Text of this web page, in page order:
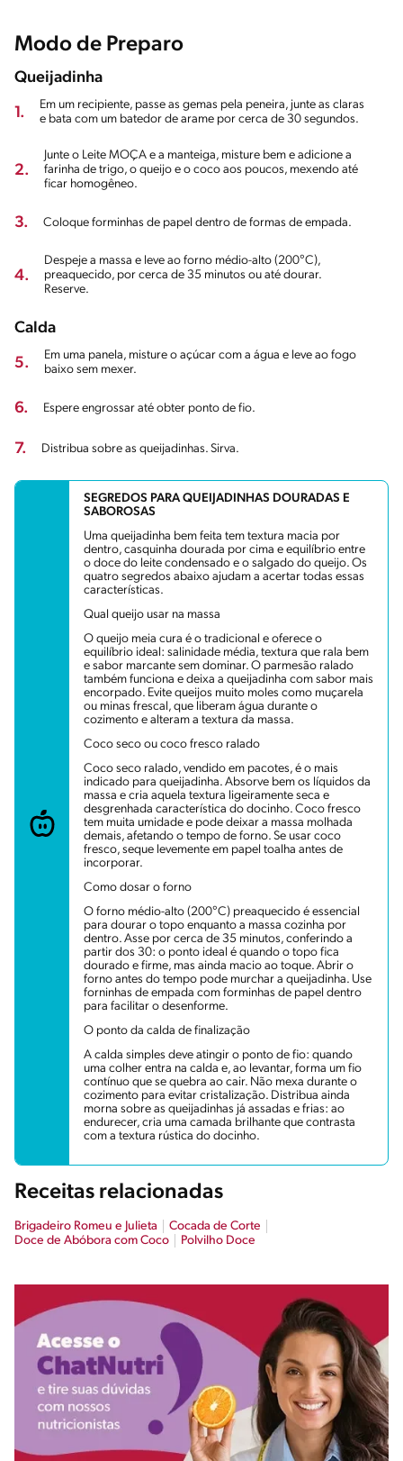
Modo de Preparo
Queijadinha
1.
Em um recipiente, passe as gemas pela peneira, junte as claras
e bata com um batedor de arame por cerca de 30 segundos.
2.
Junte o Leite MOÇA e a manteiga, misture bem e adicione a
farinha de trigo, o queijo e o coco aos poucos, mexendo até
ficar homogêneo.
3. Coloque forminhas de papel dentro de formas de empada.
4.
Despeje a massa e leve ao forno médio-alto (200°C),
preaquecido, por cerca de 35 minutos ou até dourar.
Reserve.
Calda
5.
Em uma panela, misture o açúcar com a água e leve ao fogo
baixo sem mexer.
6. Espere engrossar até obter ponto de fio.
7. Distribua sobre as queijadinhas. Sirva.
SEGREDOS PARA QUEIJADINHAS DOURADAS E
SABOROSAS
Uma queijadinha bem feita tem textura macia por
dentro, casquinha dourada por cima e equilíbrio entre
o doce do leite condensado e o salgado do queijo. Os
quatro segredos abaixo ajudam a acertar todas essas
características.
Qual queijo usar na massa
O queijo meia cura é o tradicional e oferece o
equilíbrio ideal: salinidade média, textura que rala bem
e sabor marcante sem dominar. O parmesão ralado
também funciona e deixa a queijadinha com sabor mais
encorpado. Evite queijos muito moles como muçarela
ou minas frescal, que liberam água durante o
cozimento e alteram a textura da massa.
Coco seco ou coco fresco ralado
Coco seco ralado, vendido em pacotes, é o mais
indicado para queijadinha. Absorve bem os líquidos da
massa e cria aquela textura ligeiramente seca e
desgrenhada característica do docinho. Coco fresco
tem muita umidade e pode deixar a massa molhada
demais, afetando o tempo de forno. Se usar coco
fresco, seque levemente em papel toalha antes de
incorporar.
Como dosar o forno
O forno médio-alto (200°C) preaquecido é essencial
para dourar o topo enquanto a massa cozinha por
dentro. Asse por cerca de 35 minutos, conferindo a
partir dos 30: o ponto ideal é quando o topo fica
dourado e firme, mas ainda macio ao toque. Abrir o
forno antes do tempo pode murchar a queijadinha. Use
forninhas de empada com forminhas de papel dentro
para facilitar o desenforme.
O ponto da calda de finalização
A calda simples deve atingir o ponto de fio: quando
uma colher entra na calda e, ao levantar, forma um fio
contínuo que se quebra ao cair. Não mexa durante o
cozimento para evitar cristalização. Distribua ainda
morna sobre as queijadinhas já assadas e frias: ao
endurecer, cria uma camada brilhante que contrasta
com a textura rústica do docinho.
Receitas relacionadas
Brigadeiro Romeu e Julieta
Cocada de Corte
Doce de Abóbora com Coco
Polvilho Doce